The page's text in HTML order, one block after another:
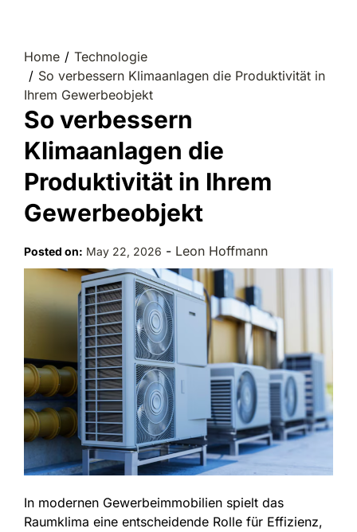
Home
Technologie
So verbessern Klimaanlagen die Produktivität in
Ihrem Gewerbeobjekt
So verbessern
Klimaanlagen die
Produktivität in Ihrem
Gewerbeobjekt
Posted on: May 22, 2026 - Leon Hoffmann
In modernen Gewerbeimmobilien spielt das
Raumklima eine entscheidende Rolle für Effizienz,